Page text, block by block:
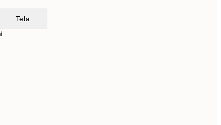
Tela